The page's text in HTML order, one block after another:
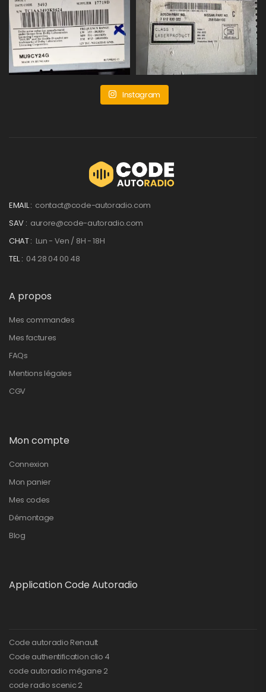
Instagram
EMAIL : contact@code-autoradio.com
SAV : aurore@code-autoradio.com
CHAT : Lun - Ven / 8H - 18H
TEL : 04 28 04 00 48
A propos
Mes commandes
Mes factures
FAQs
Mentions légales
CGV
Mon compte
Connexion
Mon panier
Mes codes
Démontage
Blog
Application Code Autoradio
Code autoradio Renault
Code authentification clio 4
code autoradio mégane 2
code radio scenic 2